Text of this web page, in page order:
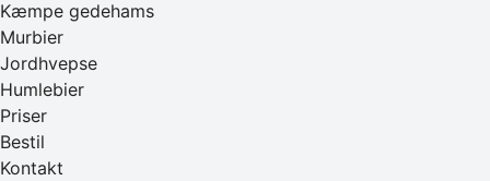
Kæmpe gedehams
Murbier
Jordhvepse
Humlebier
Priser
Bestil
Kontakt